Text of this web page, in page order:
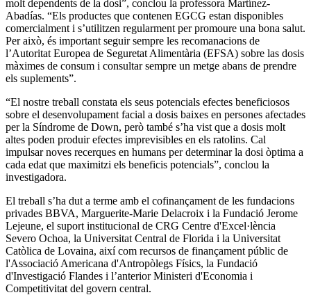
molt dependents de la dosi”, conclou la professora Martínez-
Abadías. “Els productes que contenen EGCG estan disponibles
comercialment i s’utilitzen regularment per promoure una bona salut.
Per això, és important seguir sempre les recomanacions de
l’Autoritat Europea de Seguretat Alimentària (EFSA) sobre las dosis
màximes de consum i consultar sempre un metge abans de prendre
els suplements”.
“El nostre treball constata els seus potencials efectes beneficiosos
sobre el desenvolupament facial a dosis baixes en persones afectades
per la Síndrome de Down, però també s’ha vist que a dosis molt
altes poden produir efectes imprevisibles en els ratolins. Cal
impulsar noves recerques en humans per determinar la dosi òptima a
cada edat que maximitzi els beneficis potencials”, conclou la
investigadora.
El treball s’ha dut a terme amb el cofinançament de les fundacions
privades BBVA, Marguerite-Marie Delacroix i la Fundació Jerome
Lejeune, el suport institucional de CRG Centre d'Excel·lència
Severo Ochoa, la Universitat Central de Florida i la Universitat
Catòlica de Lovaina, així com recursos de finançament públic de
l'Associació Americana d'Antropòlegs Físics, la Fundació
d'Investigació Flandes i l’anterior Ministeri d'Economia i
Competitivitat del govern central.